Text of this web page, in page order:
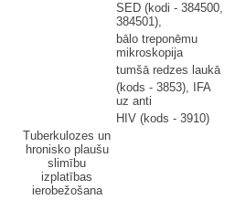
SED (kodi - 384500,
384501),
bālo treponēmu
mikroskopija
tumšā redzes laukā
(kods - 3853), IFA
uz anti
HIV (kods - 3910)
Tuberkulozes un
hronisko plaušu
slimību
izplatības
ierobežošana